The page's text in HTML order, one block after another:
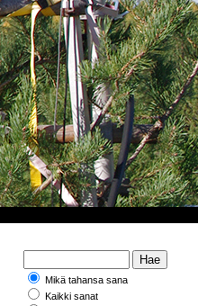
Mikä tahansa sana
Kaikki sanat